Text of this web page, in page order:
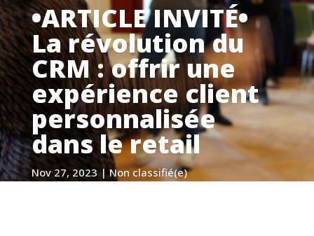
•ARTICLE INVITÉ•
La révolution du
CRM : offrir une
expérience client
personnalisée
dans le retail
Nov 27, 2023|Non classifié(e)